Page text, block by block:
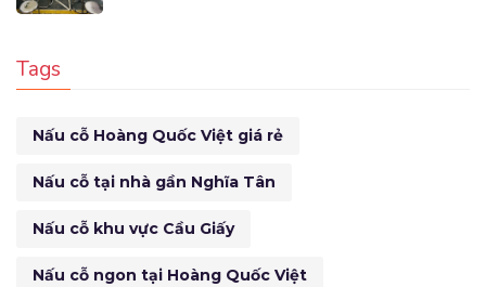
Tags
Nấu cỗ Hoàng Quốc Việt giá rẻ
Nấu cỗ tại nhà gần Nghĩa Tân
Nấu cỗ khu vực Cầu Giấy
Nấu cỗ ngon tại Hoàng Quốc Việt